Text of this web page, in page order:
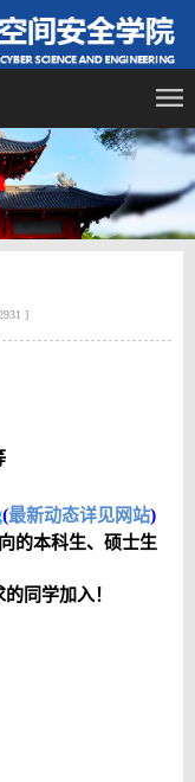
]
(最新动态详见网站)
的本科生、硕士生
同学加入！